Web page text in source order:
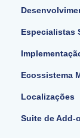
Especialistas
Ecossistema
Localizações
Suite de Add-